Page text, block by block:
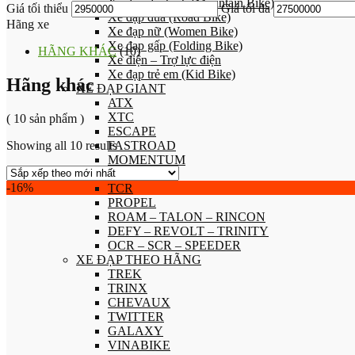
Xe đạp địa hình (Mountain Bike)
Xe đạp đua (Road Bike)
Xe đạp nữ (Women Bike)
Xe đạp gấp (Folding Bike)
Xe điện – Trợ lực điện
Xe đạp trẻ em (Kid Bike)
XE ĐẠP GIANT
ATX
XTC
ESCAPE
FASTROAD
MOMENTUM
LIV
TCR
PROPEL
ROAM – TALON – RINCON
DEFY – REVOLT – TRINITY
OCR – SCR – SPEEDER
XE ĐẠP THEO HÃNG
TREK
TRINX
CHEVAUX
TWITTER
GALAXY
VINABIKE
Giá tối thiểu
Giá tối đa
Hãng xe
HÃNG KHÁC (10)
Hãng khác
( 10 sản phẩm )
Showing all 10 results
-16%